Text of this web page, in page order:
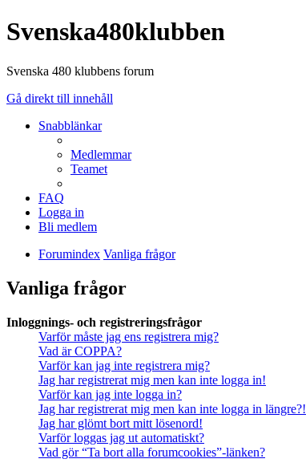
Svenska480klubben
Svenska 480 klubbens forum
Gå direkt till innehåll
Snabblänkar
Medlemmar
Teamet
FAQ
Logga in
Bli medlem
Forumindex Vanliga frågor
Vanliga frågor
Inloggnings- och registreringsfrågor
Varför måste jag ens registrera mig?
Vad är COPPA?
Varför kan jag inte registrera mig?
Jag har registrerat mig men kan inte logga in!
Varför kan jag inte logga in?
Jag har registrerat mig men kan inte logga in längre?!
Jag har glömt bort mitt lösenord!
Varför loggas jag ut automatiskt?
Vad gör “Ta bort alla forumcookies”-länken?